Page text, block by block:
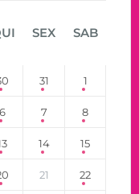
SEX SAB
31 1
6 7 8
14 15
21 22